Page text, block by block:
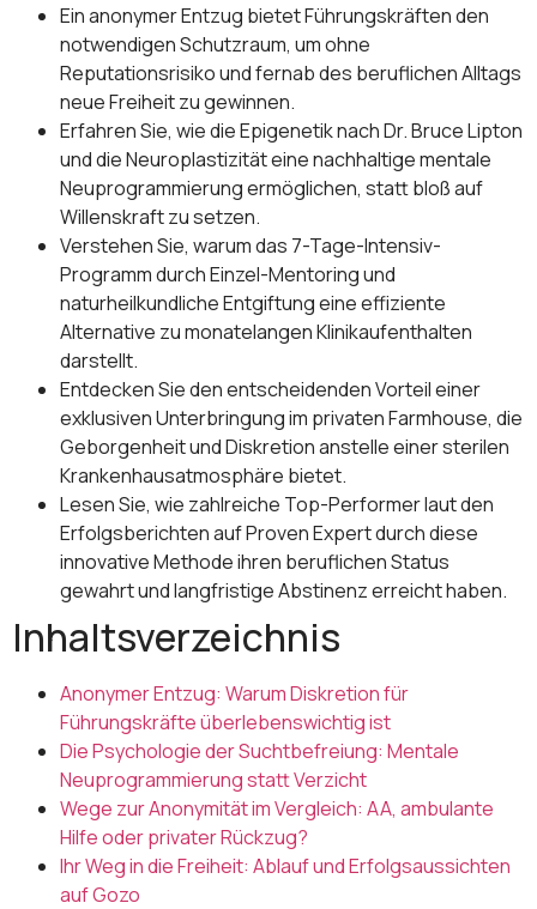
Ein anonymer Entzug bietet Führungskräften den
notwendigen Schutzraum, um ohne
Reputationsrisiko und fernab des beruflichen Alltags
neue Freiheit zu gewinnen.
Erfahren Sie, wie die Epigenetik nach Dr. Bruce Lipton
und die Neuroplastizität eine nachhaltige mentale
Neuprogrammierung ermöglichen, statt bloß auf
Willenskraft zu setzen.
Verstehen Sie, warum das 7-Tage-Intensiv-
Programm durch Einzel-Mentoring und
naturheilkundliche Entgiftung eine effiziente
Alternative zu monatelangen Klinikaufenthalten
darstellt.
Entdecken Sie den entscheidenden Vorteil einer
exklusiven Unterbringung im privaten Farmhouse, die
Geborgenheit und Diskretion anstelle einer sterilen
Krankenhausatmosphäre bietet.
Lesen Sie, wie zahlreiche Top-Performer laut den
Erfolgsberichten auf Proven Expert durch diese
innovative Methode ihren beruflichen Status
gewahrt und langfristige Abstinenz erreicht haben.
Inhaltsverzeichnis
Anonymer Entzug: Warum Diskretion für
Führungskräfte überlebenswichtig ist
Die Psychologie der Suchtbefreiung: Mentale
Neuprogrammierung statt Verzicht
Wege zur Anonymität im Vergleich: AA, ambulante
Hilfe oder privater Rückzug?
Ihr Weg in die Freiheit: Ablauf und Erfolgsaussichten
auf Gozo